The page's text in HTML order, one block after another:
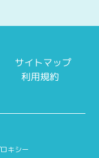
年10月1日よ
サイトマップ
利用規約
キシー